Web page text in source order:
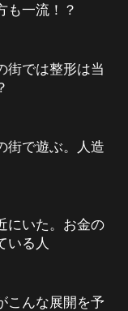
も一流！？
街では整形は当
街で遊ぶ。人造
にいた。お金の
いる人
こんな展開を予